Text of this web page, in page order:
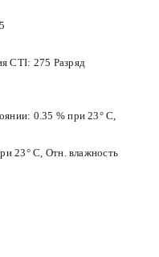
CTI: 275 Разряд
0.35 % при 23° С,
23° С, Отн. влажность